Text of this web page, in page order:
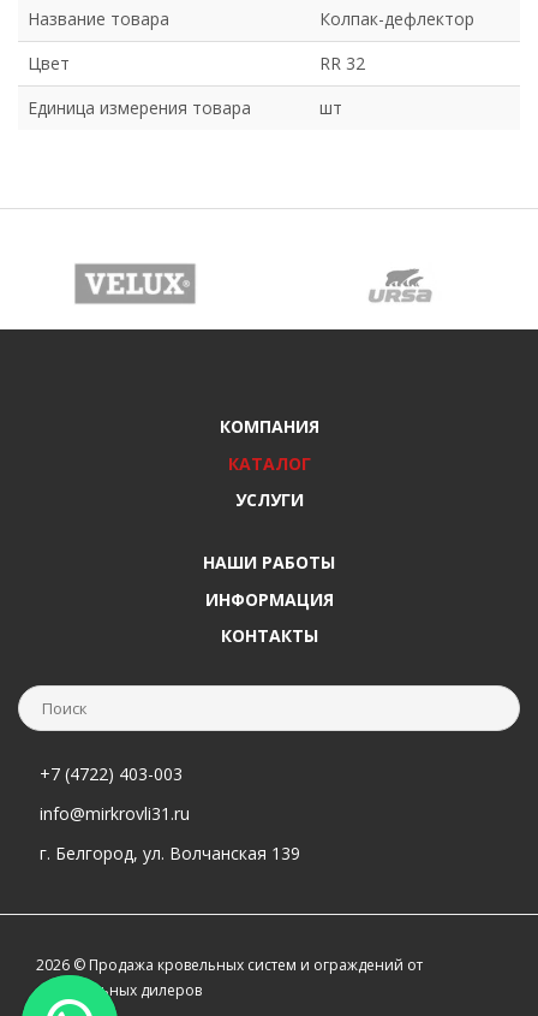
Название товара
Колпак-дефлектор
Цвет
RR 32
Единица измерения товара
шт
КОМПАНИЯ
КАТАЛОГ
УСЛУГИ
НАШИ РАБОТЫ
ИНФОРМАЦИЯ
КОНТАКТЫ
+7 (4722) 403-003
info@mirkrovli31.ru
г. Белгород, ул. Волчанская 139
2026 © Продажа кровельных систем и ограждений от
официальных дилеров